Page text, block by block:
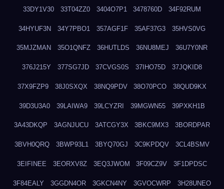
33DY1V30 33T04ZZ0 3404O7P1 3478760D 34F92RUM
34HYUF3N 34Y7PBO1 357AGF1F 35AF37G3 35HVS0VG
35MJZMAN 35O1QNFZ 36HUTLDS 36NU8MEJ 36U7Y0NR
376J215Y 377SG7JD 37CVGS0S 37IHO75D 37JQKID8
37X9FZP9 38J0SXQX 38NQ9PDV 38O70PCO 38QUD9KX
39D3U3A0 39LAIWA9 39LCYZRI 39MGWN55 39PXKH1B
3A43DKQP 3AGNJUCU 3ATCGY3X 3BKC9MX3 3BORDPAR
3BVH0QRQ 3BWP93L1 3BYQ70GJ 3C9KPDQV 3CL4BSMV
3EIFINEE 3EORXV8Z 3EQ3JWOM 3F09CZ9V 3F1DPDSC
3F84EALY 3GGDN4OR 3GKCN4NY 3GVOCWRP 3H28UNEO